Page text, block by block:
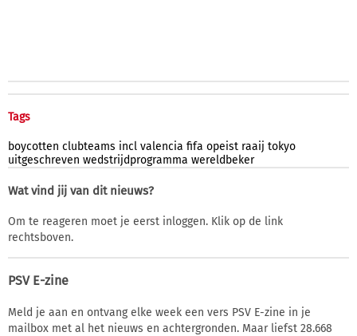
Tags
boycotten clubteams incl valencia fifa opeist raaij tokyo
uitgeschreven wedstrijdprogramma wereldbeker
Wat vind jij van dit nieuws?
Om te reageren moet je eerst inloggen. Klik op de link
rechtsboven.
PSV E-zine
Meld je aan en ontvang elke week een vers PSV E-zine in je
mailbox met al het nieuws en achtergronden. Maar liefst 28.668